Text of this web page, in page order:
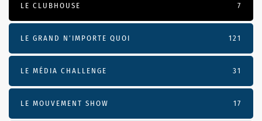
LE CLUBHOUSE 7
LE GRAND N’IMPORTE QUOI 121
LE MÉDIA CHALLENGE 31
LE MOUVEMENT SHOW 17